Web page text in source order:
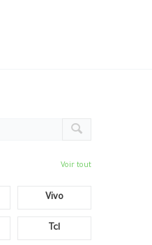
Voir tout
Vivo
Tcl